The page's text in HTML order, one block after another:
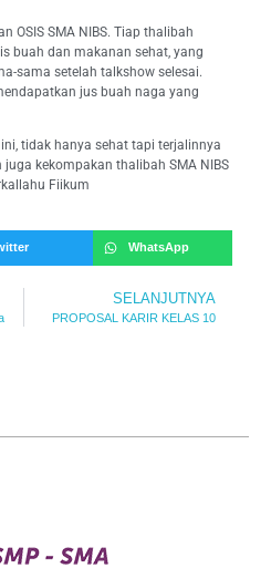
OSIS SMA NIBS. Tiap thalibah
buah dan makanan sehat, yang
sama setelah talkshow selesai.
jus buah naga yang
tidak hanya sehat tapi terjalinnya
juga kekompakan thalibah SMA NIBS
Fiikum
WhatsApp
SELANJUTNYA
PROPOSAL KARIR KELAS 10